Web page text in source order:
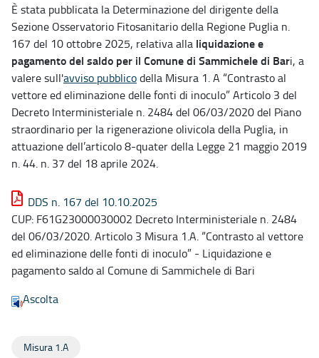
È stata pubblicata la Determinazione del dirigente della
Sezione Osservatorio Fitosanitario della Regione Puglia n.
167 del 10 ottobre 2025, relativa alla liquidazione e
pagamento del saldo per il Comune di Sammichele di Bari, a
valere sull'avviso pubblicodella Misura 1. A “Contrasto al
vettore ed eliminazione delle fonti di inoculo” Articolo 3 del
Decreto Interministeriale n. 2484 del 06/03/2020 del Piano
straordinario per la rigenerazione olivicola della Puglia, in
attuazione dell’articolo 8-quater della Legge 21 maggio 2019
n. 44. n. 37 del 18 aprile 2024.
DDS n. 167 del 10.10.2025
CUP: F61G23000030002 Decreto Interministeriale n. 2484
del 06/03/2020. Articolo 3 Misura 1.A. “Contrasto al vettore
ed eliminazione delle fonti di inoculo” - Liquidazione e
pagamento saldo al Comune di Sammichele di Bari
Ascolta
Misura 1.A